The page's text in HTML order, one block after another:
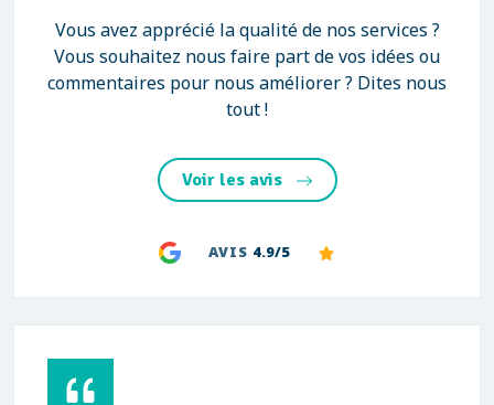
Vous avez apprécié la qualité de nos services ?
Vous souhaitez nous faire part de vos idées ou
commentaires pour nous améliorer ? Dites nous
tout !
Voir les avis
AVIS 4.9/5